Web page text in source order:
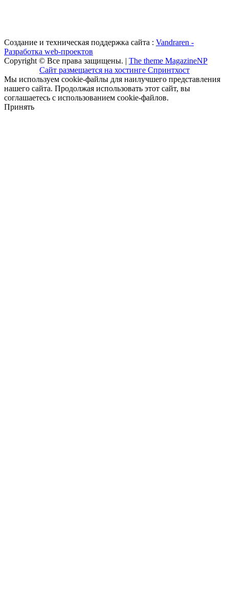
Создание и техническая поддержка сайта : Vandraren -
Разработка web-проектов
Copyright © Все права защищены. | The theme MagazineNP
Сайт размещается на хостинге Спринтхост
Мы используем cookie-файлы для наилучшего представления
нашего сайта. Продолжая использовать этот сайт, вы
соглашаетесь с использованием cookie-файлов.
Принять